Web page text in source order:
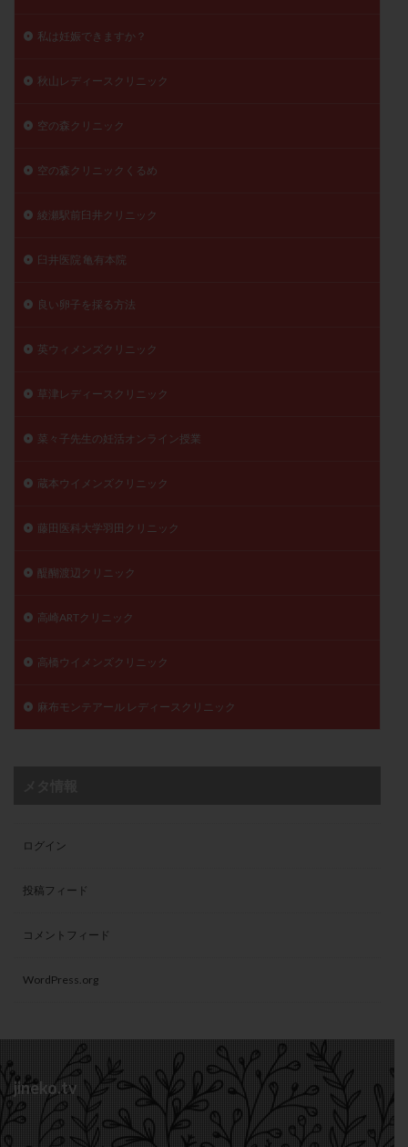
私は妊娠できますか？
秋山レディースクリニック
空の森クリニック
空の森クリニックくるめ
綾瀬駅前臼井クリニック
臼井医院 亀有本院
良い卵子を採る方法
英ウィメンズクリニック
草津レディースクリニック
菜々子先生の妊活オンライン授業
蔵本ウイメンズクリニック
藤田医科大学羽田クリニック
醍醐渡辺クリニック
高崎ARTクリニック
高橋ウイメンズクリニック
麻布モンテアール レディースクリニック
ログイン
投稿フィード
コメントフィード
WordPress.org
jineko.tv